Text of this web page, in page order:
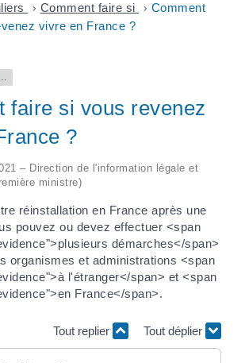
> Comment faire si > Comment
vivre en France ?
faire si vous revenez
?
– Direction de l'information légale et
ministre)
réinstallation en France après une
pouvez ou devez effectuer <span
démarches</span>
organismes et administrations <span
l'étranger</span> et <span
France</span>.
Tout replier Tout déplier